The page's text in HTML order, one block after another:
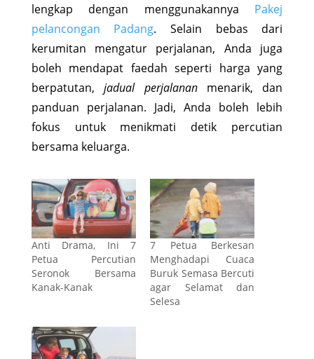
lengkap dengan menggunakannya Pakej
pelancongan Padang. Selain bebas dari
kerumitan mengatur perjalanan, Anda juga
boleh mendapat faedah seperti harga yang
berpatutan,jadual perjalanan menarik, dan
panduan perjalanan. Jadi, Anda boleh lebih
fokus untuk menikmati detik percutian
bersama keluarga.
Anti Drama, Ini 7
Petua Percutian
Seronok Bersama
Kanak-Kanak
7 Petua Berkesan
Menghadapi Cuaca
Buruk Semasa Bercuti
agar Selamat dan
Selesa